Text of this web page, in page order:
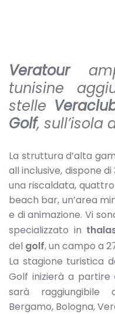
Veratour
tunisine
stelle
Golf, sull’isola
La struttura d’alta
all inclusive, dispone
una riscaldata,
beach bar, un’area
e di animazione. Vi
specializzato in
del golf, un campo a
La stagione turistica
Golf inizierà a partire
sarà raggiungibile
Bergamo, Bologna,